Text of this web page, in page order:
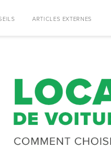
ARTICLES EXTERNES